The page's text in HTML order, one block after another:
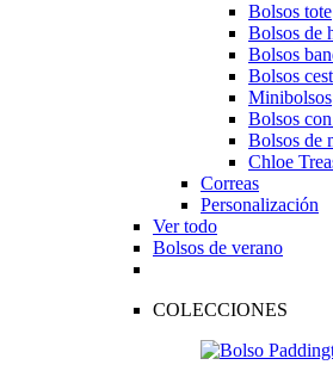
Bolsos tote
Bolsos de
Bolsos
Bolsos
Minibolsos
Bolsos
Bolsos de
Chloe
Correas
Personalización
Ver todo
Bolsos de verano
COLECCIONES